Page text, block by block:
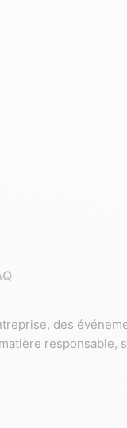
des
responsable,